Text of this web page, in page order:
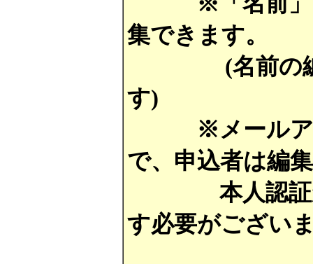
集できます。
(名前の編集
す)
※メールアド
で、申込者は編
本人認証が必
す必要がござい